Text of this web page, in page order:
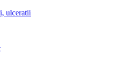
ulceratii